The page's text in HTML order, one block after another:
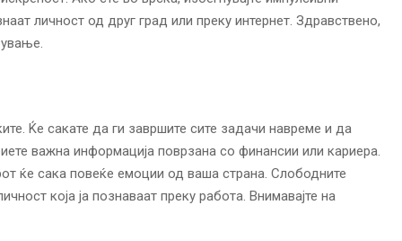
личност од друг град или преку интернет. Здравствено,
Ќе сакате да ги завршите сите задачи навреме и да
важна информација поврзана со финансии или кариера.
ќе сака повеќе емоции од ваша страна. Слободните
која ја познаваат преку работа. Внимавајте на